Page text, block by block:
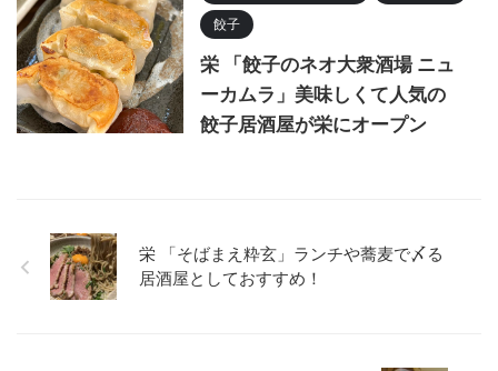
餃子
栄 「餃子のネオ大衆酒場 ニュ
ーカムラ」美味しくて人気の
餃子居酒屋が栄にオープン
栄 「そばまえ粋玄」ランチや蕎麦で〆る
居酒屋としておすすめ！